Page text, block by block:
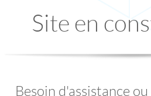
Site en
Besoin d'assistance